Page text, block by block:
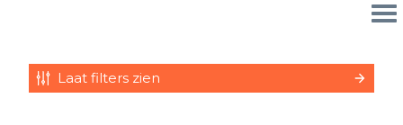
Laat filters zien